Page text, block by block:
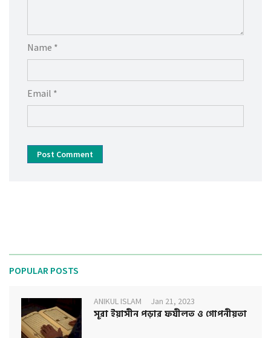
Name *
Email *
Post Comment
POPULAR POSTS
ANIKUL ISLAM Jan 21, 2023
সূরা ইয়াসীন পড়ার ফযীলত ও গোপনীয়তা